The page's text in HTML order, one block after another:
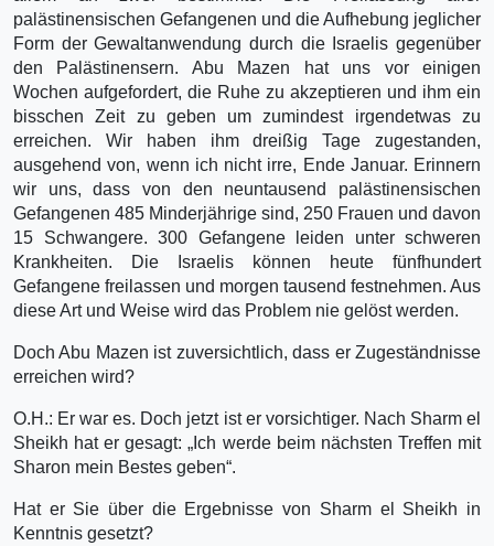
palästinensischen Gefangenen und die Aufhebung jeglicher
Form der Gewaltanwendung durch die Israelis gegenüber
den Palästinensern. Abu Mazen hat uns vor einigen
Wochen aufgefordert, die Ruhe zu akzeptieren und ihm ein
bisschen Zeit zu geben um zumindest irgendetwas zu
erreichen. Wir haben ihm dreißig Tage zugestanden,
ausgehend von, wenn ich nicht irre, Ende Januar. Erinnern
wir uns, dass von den neuntausend palästinensischen
Gefangenen 485 Minderjährige sind, 250 Frauen und davon
15 Schwangere. 300 Gefangene leiden unter schweren
Krankheiten. Die Israelis können heute fünfhundert
Gefangene freilassen und morgen tausend festnehmen. Aus
diese Art und Weise wird das Problem nie gelöst werden.
Doch Abu Mazen ist zuversichtlich, dass er Zugeständnisse
erreichen wird?
O.H.: Er war es. Doch jetzt ist er vorsichtiger. Nach Sharm el
Sheikh hat er gesagt: „Ich werde beim nächsten Treffen mit
Sharon mein Bestes geben“.
Hat er Sie über die Ergebnisse von Sharm el Sheikh in
Kenntnis gesetzt?